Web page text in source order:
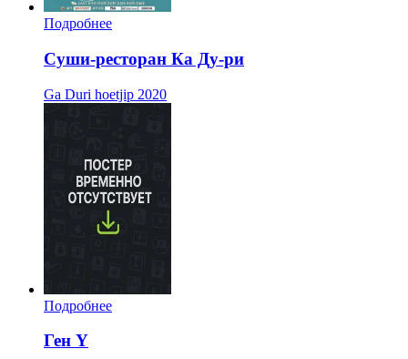
Подробнее
Суши-ресторан Ка Ду-ри
Ga Duri hoetjip 2020
Подробнее
Ген Y